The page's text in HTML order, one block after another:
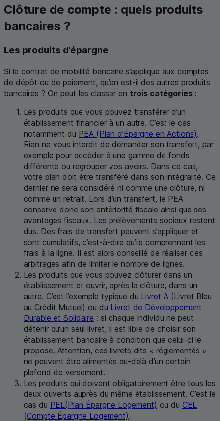
Clôture de compte : quels produits
bancaires ?
Les produits d’épargne
Si le contrat de mobilité bancaire s’applique aux comptes
de dépôt ou de paiement, qu’en est-il des autres produits
bancaires ? On peut les classer en trois catégories :
Les produits que vous pouvez transférer d’un
établissement financier à un autre. C’est le cas
notamment du PEA (Plan d’Épargne en Actions).
Rien ne vous interdit de demander son transfert, par
exemple pour accéder à une gamme de fonds
différente ou regrouper vos avoirs. Dans ce cas,
votre plan doit être transféré dans son intégralité. Ce
dernier ne sera considéré ni comme une clôture, ni
comme un retrait. Lors d’un transfert, le PEA
conserve donc son antériorité fiscale ainsi que ses
avantages fiscaux. Les prélèvements sociaux restent
dus. Des frais de transfert peuvent s’appliquer et
sont cumulatifs, c’est-à-dire qu’ils comprennent les
frais à la ligne. Il est alors conseillé de réaliser des
arbitrages afin de limiter le nombre de lignes.
Les produits que vous pouvez clôturer dans un
établissement et ouvrir, après la clôture, dans un
autre. C’est l’exemple typique du Livret A (Livret Bleu
au Crédit Mutuel) ou du Livret de Développement
Durable et Solidaire : si chaque individu ne peut
détenir qu’un seul livret, il est libre de choisir son
établissement bancaire à condition que celui-ci le
propose. Attention, ces livrets dits « réglementés »
ne peuvent être alimentés au-delà d’un certain
plafond de versement.
Les produits qui doivent obligatoirement être tous les
deux ouverts auprès du même établissement. C’est le
cas du PEL(Plan Épargne Logement) ou du CEL
(Compte Épargne Logement).